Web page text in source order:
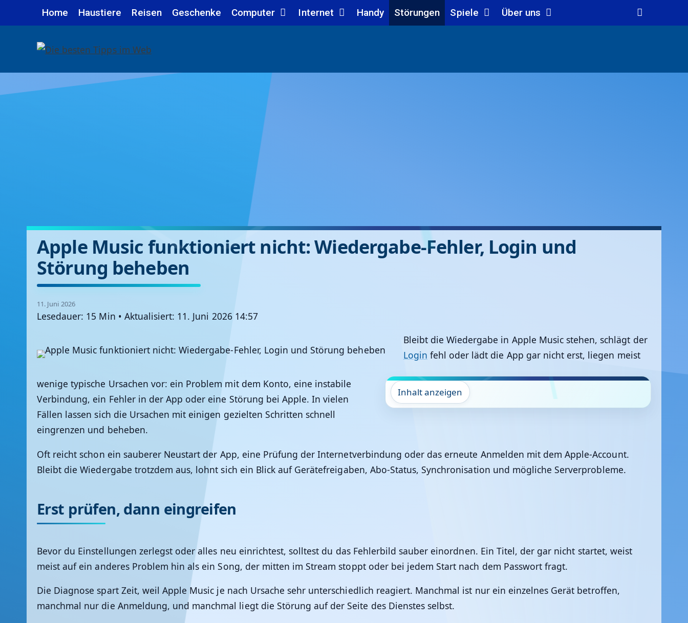
Inhalt
Home Haustiere Reisen Geschenke Computer Internet Handy Störungen Spiele Über uns
Apple Music funktioniert nicht: Wiedergabe-Fehler, Login und
Störung beheben
11. Juni 2026
Lesedauer: 15 Min • Aktualisiert: 11. Juni 2026 14:57
Inhalt anzeigen
Bleibt die Wiedergabe in Apple Music stehen, schlägt der
Login fehl oder lädt die App gar nicht erst, liegen meist
wenige typische Ursachen vor: ein Problem mit dem Konto, eine instabile
Verbindung, ein Fehler in der App oder eine Störung bei Apple. In vielen
Fällen lassen sich die Ursachen mit einigen gezielten Schritten schnell
eingrenzen und beheben.
Oft reicht schon ein sauberer Neustart der App, eine Prüfung der Internetverbindung oder das erneute Anmelden mit dem Apple-Account.
Bleibt die Wiedergabe trotzdem aus, lohnt sich ein Blick auf Gerätefreigaben, Abo-Status, Synchronisation und mögliche Serverprobleme.
Erst prüfen, dann eingreifen
Bevor du Einstellungen zerlegst oder alles neu einrichtest, solltest du das Fehlerbild sauber einordnen. Ein Titel, der gar nicht startet, weist
meist auf ein anderes Problem hin als ein Song, der mitten im Stream stoppt oder bei jedem Start nach dem Passwort fragt.
Die Diagnose spart Zeit, weil Apple Music je nach Ursache sehr unterschiedlich reagiert. Manchmal ist nur ein einzelnes Gerät betroffen,
manchmal nur die Anmeldung, und manchmal liegt die Störung auf der Seite des Dienstes selbst.